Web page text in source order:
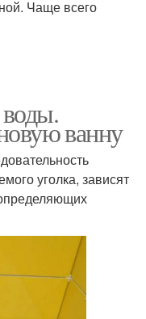
Чаще всего
ванну
уголка, зависят